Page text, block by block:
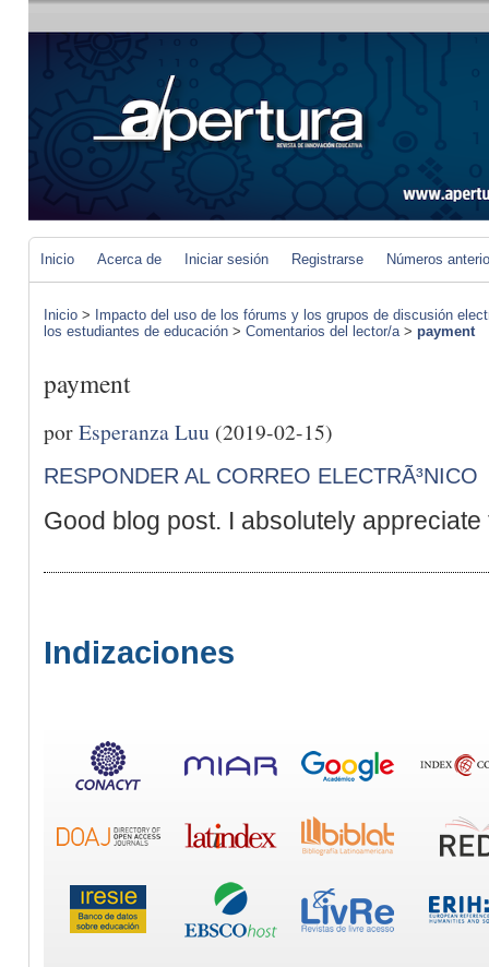
Inicio Acerca de Iniciar sesión Registrarse Números
Inicio > Impacto del uso de los fórums y los grupos de discusión
los estudiantes de educación > Comentarios del lector/a> payment
payment
porEsperanza Luu (2019-02-15)
RESPONDER AL CORREO ELECTRÃ³NICO
Good blog post. I absolutely
Indizaciones